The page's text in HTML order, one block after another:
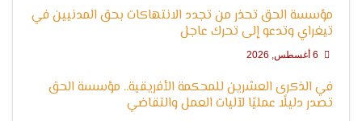
مؤسسة الحق تحذر من تجدد الانتهاكات بحق المدنيين في
تيغراي وتدعو إلى تحرك عاجل
في الذكرى العشرين للمحكمة الأفريقية.. مؤسسة الحق
تصدر دليلًا عمليًا لآليات العمل والتقاضي